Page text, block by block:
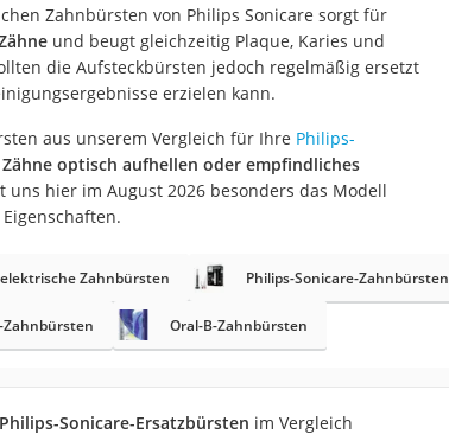
Haartrockner
Sonicare-Zahnbürste
Zahnbürsten von Philips Sonicare sorgt für
und beugt gleichzeitig Plaque, Karies und
die Aufsteckbürsten jedoch regelmäßig ersetzt
erzielen kann.
aus unserem Vergleich für Ihre Philips-
Zähne optisch aufhellen oder empfindliches
uns hier im August 2026 besonders das Modell
Zahnbürsten Philips-Sonicare-Zahnbürsten
Oral-B-Zahnbürsten
Sonicare-Ersatzbürsten im Vergleich